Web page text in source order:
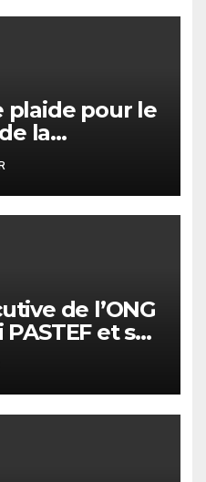
plaide pour le
la
les OSC et
de
la bonne
Afrique de
de l’ONG
et sa
masculins